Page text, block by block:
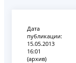
Дата
публикации:
15.05.2013
16:01
(архив)